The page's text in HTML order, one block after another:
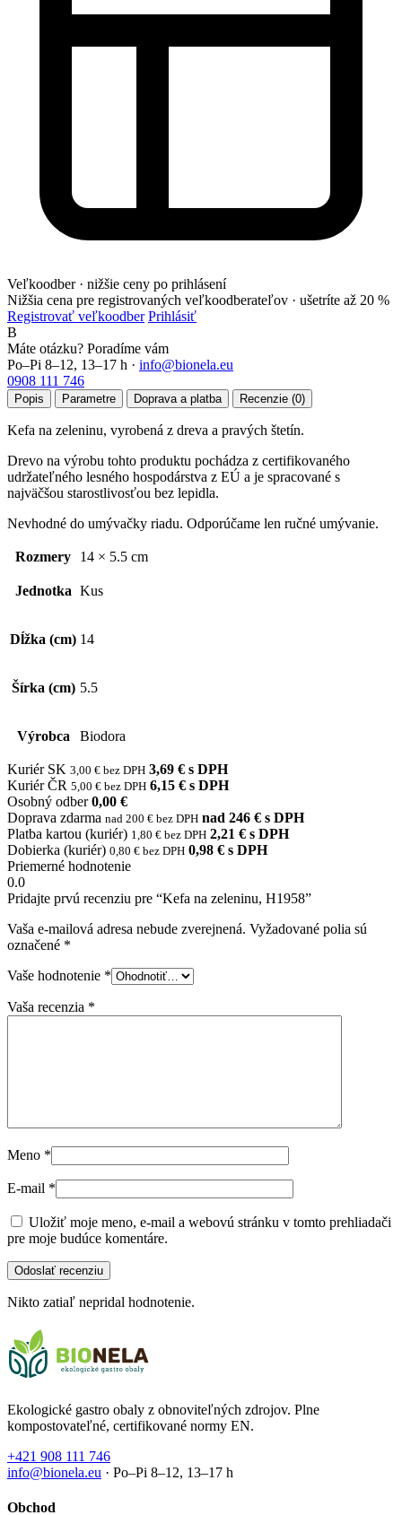
Veľkoodber · nižšie ceny po prihlásení
Nižšia cena pre registrovaných veľkoodberateľov · ušetríte až 20 %
Registrovať veľkoodber Prihlásiť
B
Máte otázku? Poradíme vám
Po–Pi 8–12, 13–17 h · info@bionela.eu
0908 111 746
Popis Parametre Doprava a platba Recenzie (0)
Kefa na zeleninu, vyrobená z dreva a pravých štetín.
Drevo na výrobu tohto produktu pochádza z certifikovaného
udržateľného lesného hospodárstva z EÚ a je spracované s
najväčšou starostlivosťou bez lepidla.
Nevhodné do umývačky riadu. Odporúčame len ručné umývanie.
Rozmery 14 × 5.5 cm
Jednotka Kus
Dĺžka (cm) 14
Šírka (cm) 5.5
Výrobca Biodora
Kuriér SK 3,00 € bez DPH 3,69 € s DPH
Kuriér ČR 5,00 € bez DPH 6,15 € s DPH
Osobný odber 0,00 €
Doprava zdarma nad 200 € bez DPH nad 246 € s DPH
Platba kartou (kuriér) 1,80 € bez DPH 2,21 € s DPH
Dobierka (kuriér) 0,80 € bez DPH 0,98 € s DPH
Priemerné hodnotenie
0.0
Pridajte prvú recenziu pre “Kefa na zeleninu, H1958”
Vaša e-mailová adresa nebude zverejnená. Vyžadované polia sú
označené *
Vaše hodnotenie *
Vaša recenzia *
Meno *
E-mail *
Uložiť moje meno, e-mail a webovú stránku v tomto prehliadači
pre moje budúce komentáre.
Nikto zatiaľ nepridal hodnotenie.
Ekologické gastro obaly z obnoviteľných zdrojov. Plne
kompostovateľné, certifikované normy EN.
+421 908 111 746
info@bionela.eu · Po–Pi 8–12, 13–17 h
Obchod